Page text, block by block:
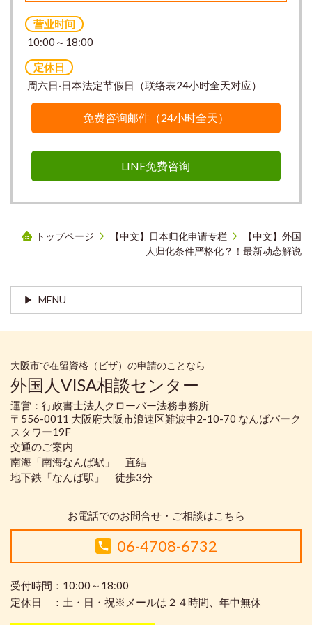
营业时间
10:00～18:00
定休日
周六日·日本法定节假日（联络表24小时全天对应）
免费咨询邮件（24小时全天）
LINE免费咨询
トップページ 【中文】日本归化申请专栏
【中文】外国
人归化条件严格化？！最新动态解说
MENU
大阪市で在留資格（ビザ）の申請のことなら
外国人VISA相談センター
運営：行政書士法人クローバー法務事務所
〒556-0011 大阪府大阪市浪速区難波中2-10-70 なんばパーク
スタワー19F
交通のご案内
南海「南海なんば駅」 直結
地下鉄「なんば駅」 徒歩3分
お電話でのお問合せ・ご相談はこちら
06-4708-6732
受付時間：10:00～18:00
定休日 ：土・日・祝※メールは２４時間、年中無休